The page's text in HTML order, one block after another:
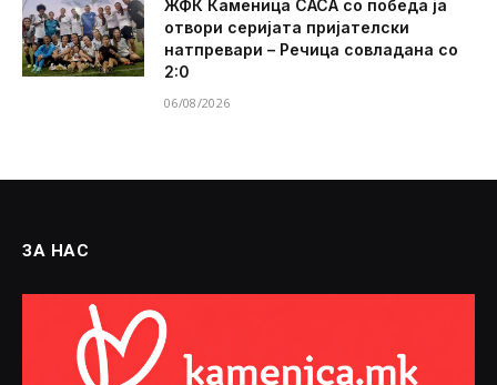
ЖФК Каменица САСА со победа ја
отвори серијата пријателски
натпревари – Речица совладана со
2:0
06/08/2026
ЗА НАС